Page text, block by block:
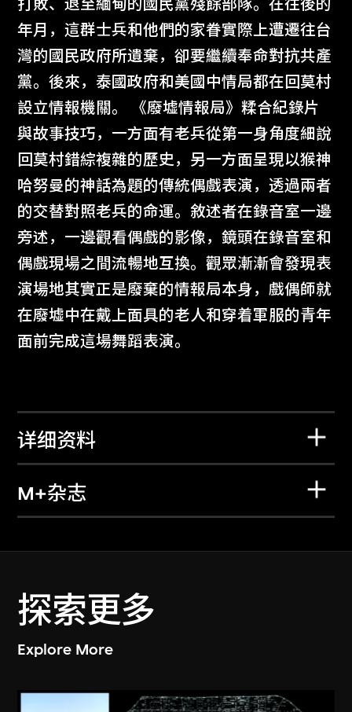
打敗、退至緬甸的國民黨殘餘部隊。在往後的
年月，這群士兵和他們的家眷實際上遭遷往台
灣的國民政府所遺棄，卻要繼續奉命對抗共產
黨。後來，泰國政府和美國中情局都在回莫村
設立情報機關。 《廢墟情報局》糅合紀錄片
與故事技巧，一方面有老兵從第一身角度細說
回莫村錯綜複雜的歷史，另一方面呈現以猴神
哈努曼的神話為題的傳統偶戲表演，透過兩者
的交替對照老兵的命運。敘述者在錄音室一邊
旁述，一邊觀看偶戲的影像，鏡頭在錄音室和
偶戲現場之間流暢地互換。觀眾漸漸會發現表
演場地其實正是廢棄的情報局本身，戲偶師就
在廢墟中在戴上面具的老人和穿着軍服的青年
面前完成這場舞蹈表演。
详细资料
M+杂志
探索更多
Explore More